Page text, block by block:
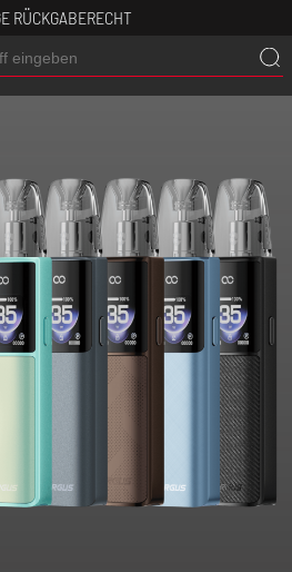
RÜCKGABERECHT